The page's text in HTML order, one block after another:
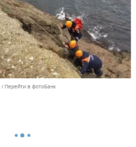
Перейти в фотобанк